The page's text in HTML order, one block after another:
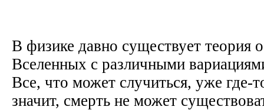
В физике давно существует теория
Вселенных с различными
Все, что может случиться, уже где-
значит, смерть не может